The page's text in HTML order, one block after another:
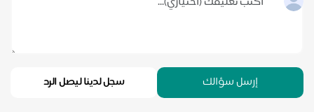
إرسل سؤالك سجل لدينا ليصل الرد